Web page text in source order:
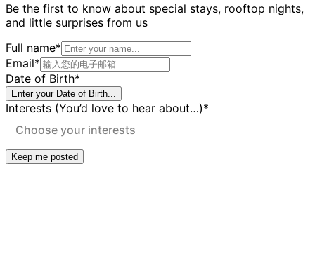
Be the first to know about special stays, rooftop nights,
and little surprises from us
Full name*
Email*
Date of Birth*
Enter your Date of Birth...
Interests (You’d love to hear about…)*
Choose your interests
Keep me posted